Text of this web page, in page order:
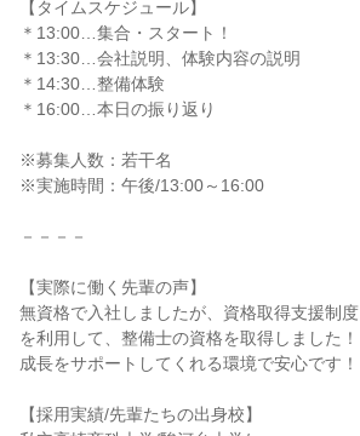
【タイムスケジュール】
＊13:00…集合・スタート！
＊13:30…会社説明、体験内容の説明
＊14:30…整備体験
＊16:00…本日の振り返り
※募集人数：若干名
※実施時間：午後/13:00～16:00
－－－－
【実際に働く先輩の声】
無資格で入社しましたが、資格取得支援制度
を利用して、整備士の資格を取得しました！
成長をサポートしてくれる環境で安心です！
【採用実績/先輩たちの出身校】